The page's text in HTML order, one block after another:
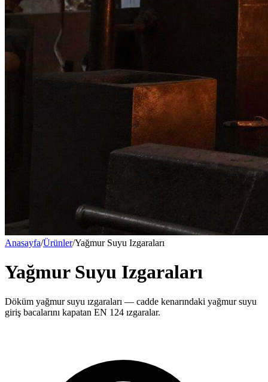
Anasayfa/Ürünler/Yağmur Suyu Izgaraları
Yağmur Suyu Izgaraları
Döküm yağmur suyu ızgaraları — cadde kenarındaki yağmur suyu
giriş bacalarını kapatan EN 124 ızgaralar.